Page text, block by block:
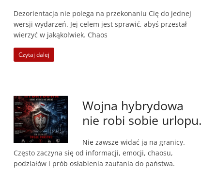
Dezorientacja nie polega na przekonaniu Cię do jednej
wersji wydarzeń. Jej celem jest sprawić, abyś przestał
wierzyć w jakąkolwiek. Chaos
Czytaj dalej
Wojna hybrydowa
nie robi sobie urlopu.
Nie zawsze widać ją na granicy.
Często zaczyna się od informacji, emocji, chaosu,
podziałów i prób osłabienia zaufania do państwa.